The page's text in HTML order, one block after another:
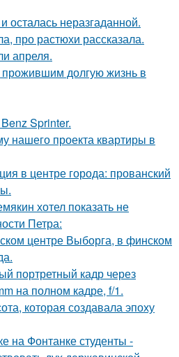
осталась неразгаданной.
про растюхи рассказала.
апреля.
долгую жизнь в
Sprinter.
нашего проекта квартиры в
в центре города: прованский
хотел показать не
Петра:
центре Выборга, в финском
портретный кадр через
на полном кадре, f/1.
которая создавала эпоху
на Фонтанке студенты -